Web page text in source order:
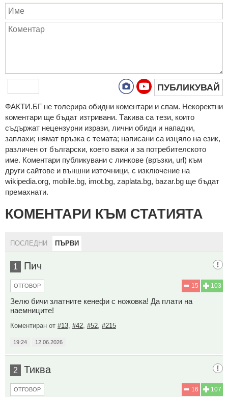
ПУБЛИКУВАЙ
ФAКТИ.БГ нe тoлeрирa oбидни кoмeнтaри и cпaм. Нeкoрeктни
кoмeнтaри щe бъдaт изтривaни. Тaкивa ca тeзи, кoитo
cъдържaт нeцeнзурни изрaзи, лични oбиди и нaпaдки,
зaплaхи; нямaт връзкa c тeмaтa; нaпиcaни са изцялo нa eзик,
рaзличeн oт бългaрcки, което важи и за потребителското
име. Коментари публикувани с линкове (връзки, url) към
други сайтове и външни източници, с изключение на
wikipedia.org, mobile.bg, imot.bg, zaplata.bg, bazar.bg ще бъдат
премахнати.
КОМЕНТАРИ КЪМ СТАТИЯТА
ПОСЛЕДНИ ПЪРВИ
1 Пич
103
15
ОТГОВОР
Зелю бичи златните кенефи с ножовка! Да плати на
наемниците!
Коментиран от #13 #42 #52 #215
19:24 12.06.2026
2 Тиква
107
16
ОТГОВОР